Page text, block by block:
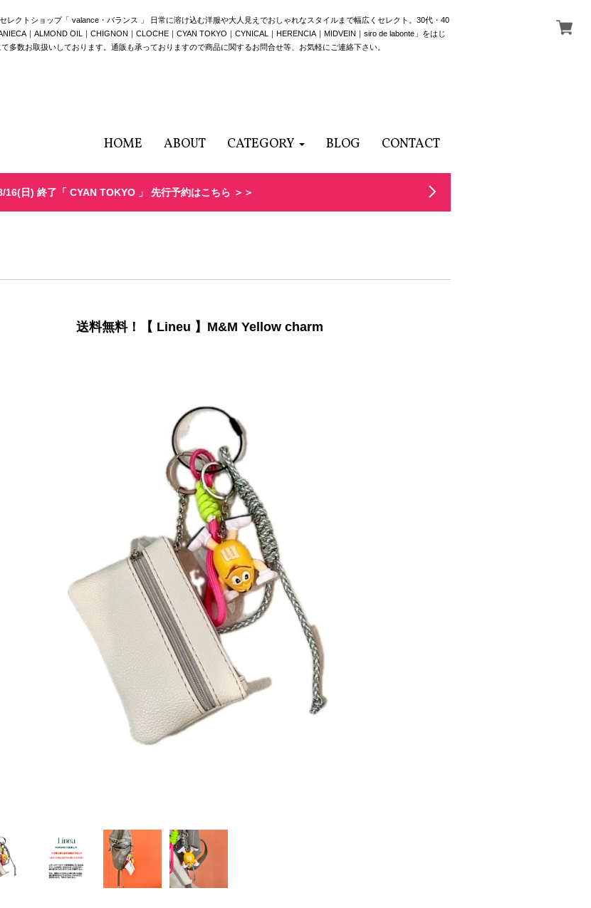
レクトショップ「 valance・バランス 」 日常に溶け込む洋服や大人見えでおしゃれなスタイルまで幅広くセレクト。30代・40
｜ALMOND OIL｜CHIGNON｜CLOCHE｜CYAN TOKYO｜CYNICAL｜HERENCIA｜MIDVEIN｜siro de labonte」をはじ
多数お取扱いしております。通販も承っておりますので商品に関するお問合せ等、お気軽にご連絡下さい。
HOME ABOUT CATEGORY BLOG CONTACT
16(日) 終了「 CYAN TOKYO 」 先行予約はこちら ＞＞
送料無料！【 Lineu 】M&M Yellow charm